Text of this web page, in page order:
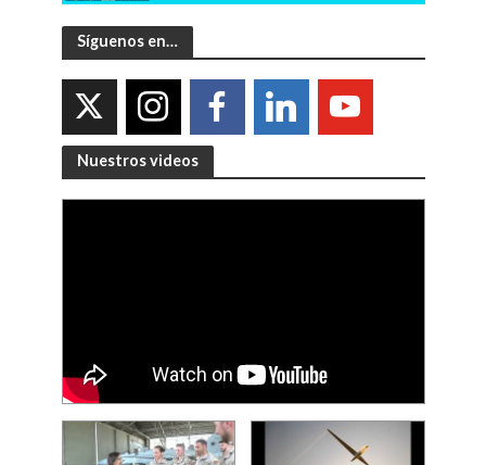
Síguenos en…
Nuestros videos